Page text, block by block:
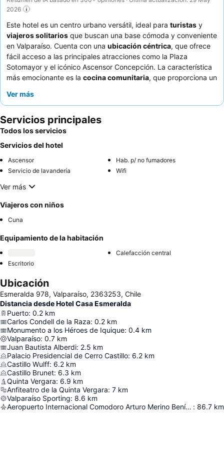
2026
Este hotel es un centro urbano versátil, ideal para turistas y
viajeros solitarios que buscan una base cómoda y conveniente
en Valparaíso. Cuenta con una ubicación céntrica, que ofrece
fácil acceso a las principales atracciones como la Plaza
Sotomayor y el icónico Ascensor Concepción. La característica
más emocionante es la cocina comunitaria, que proporciona un
elogian constantemente al
de deliciosos desayunos y meriendas. Para una experiencia más
tranquila, considere solicitar una habitación con vistas al jardín.
Ver más
Servicios principales
Todos los servicios
Servicios del hotel
Ascensor
Hab. p/ no fumadores
Servicio de lavandería
Wifi
Ver más
Viajeros con niños
Cuna
Equipamiento de la habitación
Calefacción central
Escritorio
Ubicación
Esmeralda 978, Valparaíso, 2363253, Chile
Distancia desde Hotel Casa Esmeralda
Puerto: 0.2 km
Carlos Condell de la Raza: 0.2 km
Monumento a los Héroes de Iquique: 0.4 km
Valparaíso: 0.7 km
Juan Bautista Alberdi: 2.5 km
Palacio Presidencial de Cerro Castillo: 6.2 km
Castillo Wulff: 6.2 km
Castillo Brunet: 6.3 km
Quinta Vergara: 6.9 km
Anfiteatro de la Quinta Vergara: 7 km
Valparaíso Sporting: 8.6 km
Aeropuerto Internacional Comodoro Arturo Merino Benítez : 86.7 km